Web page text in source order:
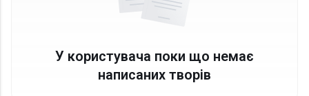
У користувача поки що немає
написаних творів